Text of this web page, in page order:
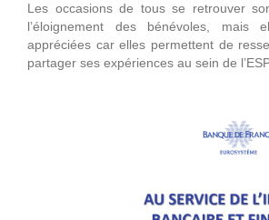
Les occasions de tous se retrouver
l’éloignement des bénévoles, mais
appréciées car elles permettent de
partager ses expériences au sein de